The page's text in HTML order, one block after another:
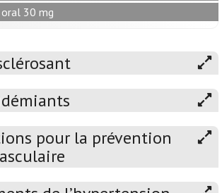
30 mg
pour la prévention